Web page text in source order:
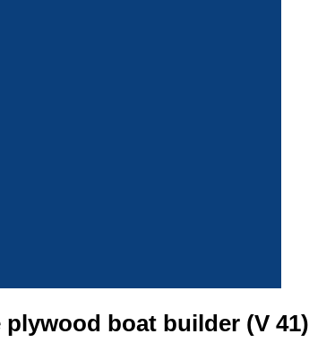
plywood boat builder (V 41)